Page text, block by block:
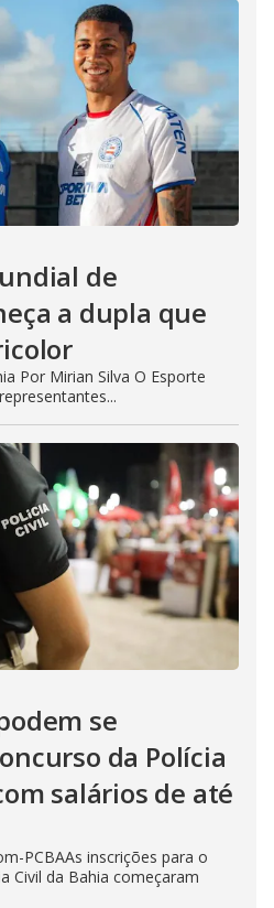
de
a dupla que
Por Mirian Silva O Esporte
se
da Polícia
salários de até
PCBAAs inscrições para o
Civil da Bahia começaram